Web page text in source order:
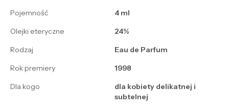
Pojemność
4 ml
Olejki eteryczne
24%
Rodzaj
Eau de Parfum
Rok premiery
1998
Dla kogo
dla kobiety delikatnej i
subtelnej